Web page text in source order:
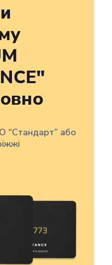
“Стандарт” або